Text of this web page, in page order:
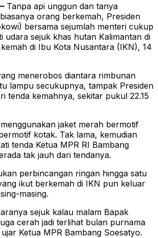
Tanpa api unggun dan tanya
orang berkemah, Presiden
bersama sejumlah menteri cukup
udara sejuk khas hutan Kalimantan di
di Ibu Kota Nusantara (IKN), 14
menerobos diantara rimbunan
lampu secukupnya, tampak Presiden
tenda kemahnya, sekitar pukul 22.15
jaket merah bermotif
kotak. Tak lama, kemudian
tenda Ketua MPR RI Bambang
tak jauh dari tendanya.
perbincangan ringan hingga satu
ikut berkemah di IKN pun keluar
masing.
sejuk kalau malam Bapak
cerah jadi terlihat bulan purnama
Ketua MPR Bambang Soesatyo.